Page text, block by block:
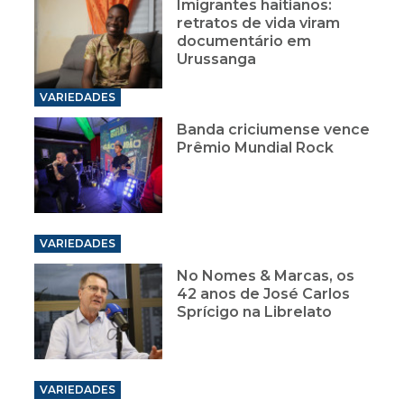
Imigrantes haitianos:
retratos de vida viram
documentário em
Urussanga
VARIEDADES
Banda criciumense vence
Prêmio Mundial Rock
VARIEDADES
No Nomes & Marcas, os
42 anos de José Carlos
Sprícigo na Librelato
VARIEDADES